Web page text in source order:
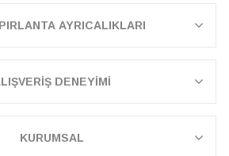
AYRICALIKLARI
DENEYİMİ
KURUMSAL